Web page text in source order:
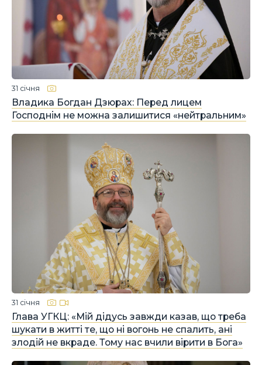
Владика Богдан Дзюрах: Перед лицем
Господнім не можна залишитися «нейтральним»
31 січня
Глава УГКЦ: «Мій дідусь завжди казав, що треба
шукати в житті те, що ні вогонь не спалить, ані
злодій не вкраде. Тому нас вчили вірити в Бога»
31 січня